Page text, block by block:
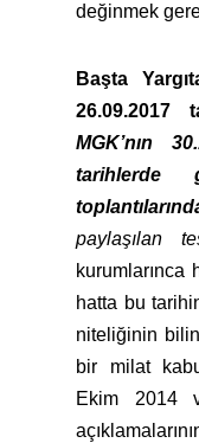
değinmek
Başta
26.09.2017
MGK’nın
tarihlerde
paylaşılan
kurumlarınca
hatta bu
niteliğinin
bir milat
Ekim 2014